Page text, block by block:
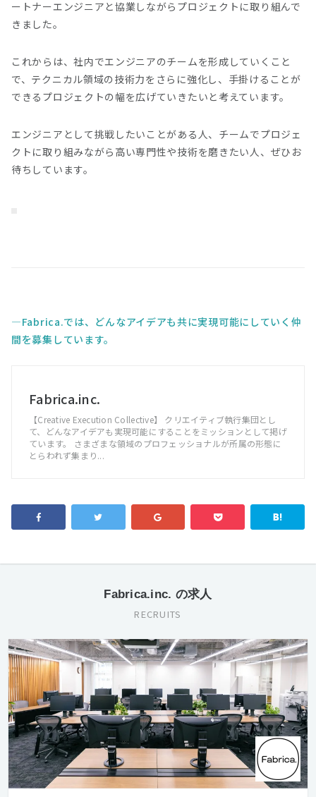
ートナーエンジニアと協業しながらプロジェクトに取り組んで
きました。
これからは、社内でエンジニアのチームを形成していくこと
で、テクニカル領域の技術力をさらに強化し、手掛けることが
できるプロジェクトの幅を広げていきたいと考えています。
エンジニアとして挑戦したいことがある人、チームでプロジェ
クトに取り組みながら高い専門性や技術を磨きたい人、ぜひお
待ちしています。
Fabrica.では、どんなアイデアも共に実現可能にしていく仲
間を募集しています。
Fabrica.inc.
【Creative Execution Collective】 クリエイティブ執行集団とし
て、どんなアイデアも実現可能にすることをミッションとして掲げ
ています。 さまざまな領域のプロフェッショナルが所属の形態に
とらわれず集まり...
Fabrica.inc. の求人
RECRUITS